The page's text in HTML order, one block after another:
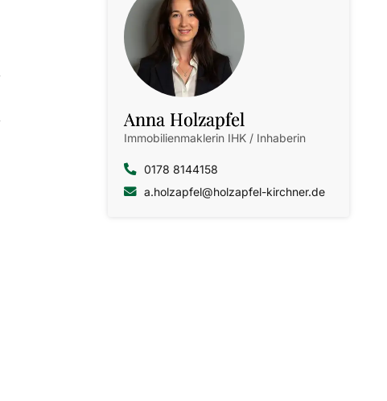
Anna Holzapfel
Immobilienmaklerin IHK / Inhaberin
 0178 8144158
 a.holzapfel@holzapfel-kirchner.de